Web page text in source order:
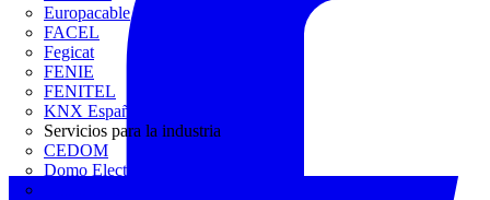
Europacable
FACEL
Fegicat
FENIE
FENITEL
KNX España
Servicios para la industria
CEDOM
Domo Electra